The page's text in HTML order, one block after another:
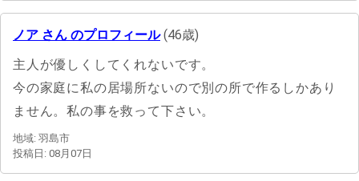
ノア さん のプロフィール(46歳)
主人が優しくしてくれないです。
今の家庭に私の居場所ないので別の所で作るしかあり
ません。私の事を救って下さい。
地域: 羽島市
投稿日: 08月07日